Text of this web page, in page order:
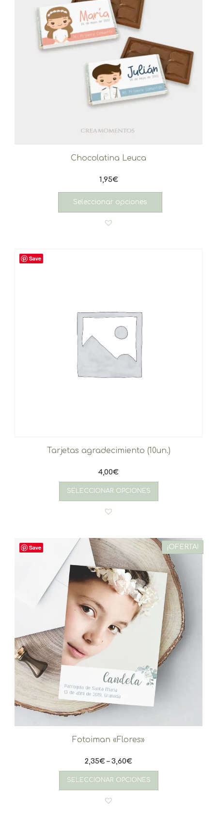
Chocolatina Leuca
1,95€
Seleccionar opciones
Save
Tarjetas agradecimiento (10un.)
4,00€
SELECCIONAR OPCIONES
Save ¡OFERTA!
Fotoiman «Flores»
2,35€–3,60€
SELECCIONAR OPCIONES
Este